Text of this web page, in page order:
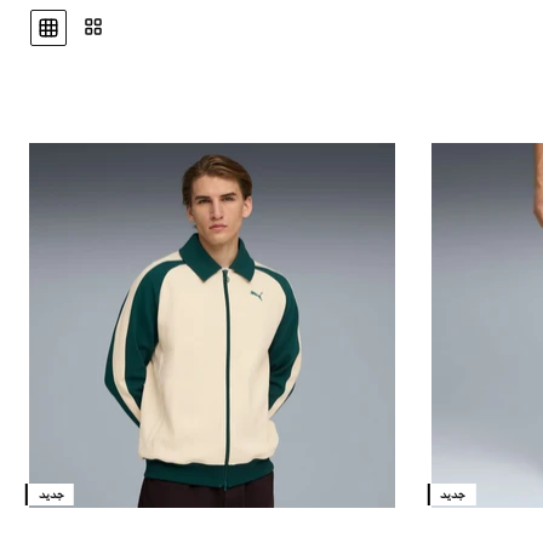
جديد جديد